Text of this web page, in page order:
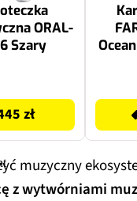
ORAL-
Szary
zł
muzyczny
z wytwórniami